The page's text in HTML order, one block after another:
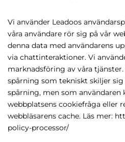
Vi använder Leadoos
våra användare rör sig på vår
denna data med användarens
via chattinteraktioner. Vi
marknadsföring av våra
spårning som tekniskt skiljer sig
spårning, men som användaren
webbplatsens cookiefråga eller
webbläsarens cache. Läs mer:
policy-processor/